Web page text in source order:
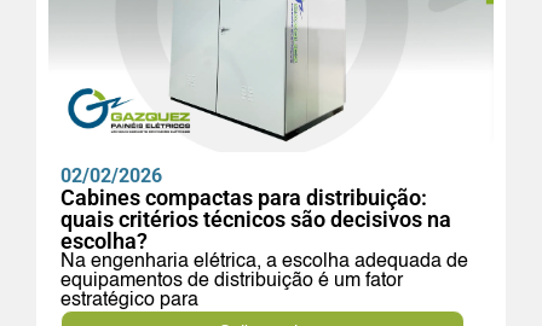
02/02/2026
Cabines compactas para distribuição:
quais critérios técnicos são decisivos na
escolha?
Na engenharia elétrica, a escolha adequada de
equipamentos de distribuição é um fator
estratégico para